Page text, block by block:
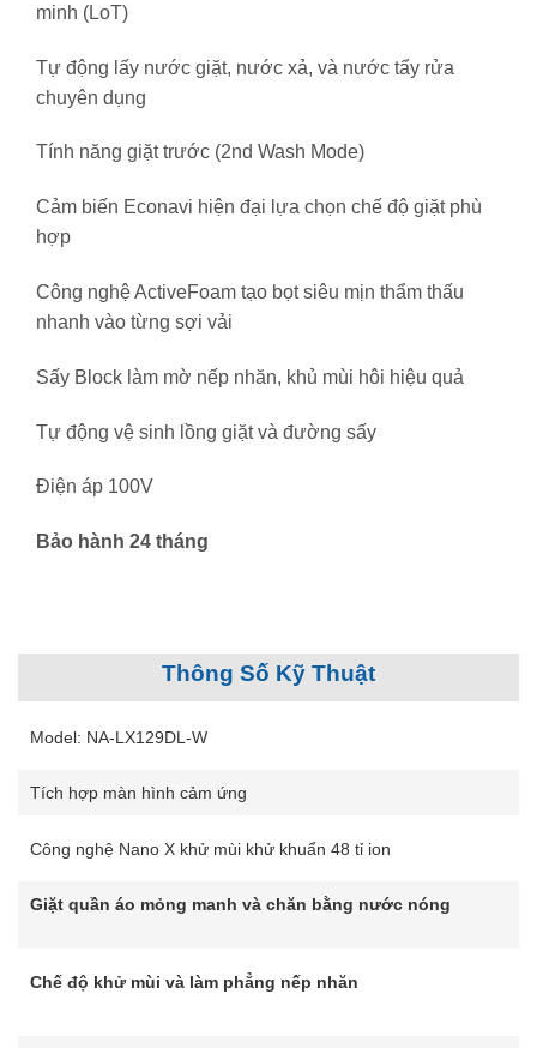
minh (LoT)
Tự động lấy nước giặt, nước xả, và nước tẩy rửa
chuyên dụng
Tính năng giặt trước (2nd Wash Mode)
Cảm biến Econavi hiện đại lựa chọn chế độ giặt phù
hợp
Công nghệ ActiveFoam tạo bọt siêu mịn thẩm thấu
nhanh vào từng sợi vải
Sấy Block làm mờ nếp nhăn, khủ mùi hôi hiệu quả
Tự động vệ sinh lồng giặt và đường sấy
Điện áp 100V
Bảo hành 24 tháng
Thông Số Kỹ Thuật
Model: NA-LX129DL-W
Tích hợp màn hình cảm ứng
Công nghệ Nano X khử mùi khử khuẩn 48 tỉ ion
Giặt quần áo mỏng manh và chăn bằng nước nóng
Chế độ khử mùi và làm phẳng nếp nhăn